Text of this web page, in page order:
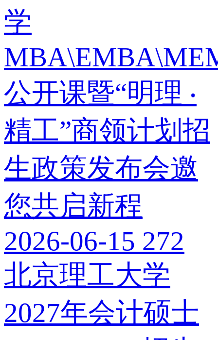
学
公开课暨“明理 ‧
精工”商领计划招
生政策发布会邀
您共启新程
2026-06-15 272
北京理工大学
2027年会计硕士